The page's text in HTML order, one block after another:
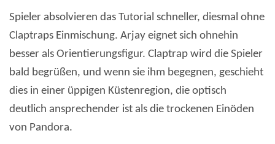
Spieler absolvieren das Tutorial schneller, diesmal ohne
Claptraps Einmischung. Arjay eignet sich ohnehin
besser als Orientierungsfigur. Claptrap wird die Spieler
bald begrüßen, und wenn sie ihm begegnen, geschieht
dies in einer üppigen Küstenregion, die optisch
deutlich ansprechender ist als die trockenen Einöden
von Pandora.